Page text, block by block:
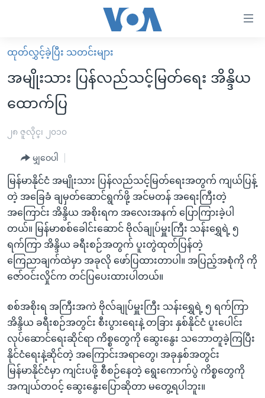
လွယ်ကူ
စေ
များ
အကြောင်းအရာ
သို့
ကျော်
ပင်မ
စာမျက်နှာ
ကျော်
ကြည့်
ရန်
ရှာဖွေ
မူလစာမျက်နှာ
မြန်မာ
ကမ္ဘာ့သတင်းများ
နိုင်ငံတကာ
အစ္စရေး-ပါလက်စတိုင်း
ဗွီဒီယို
ရပ်ဝန်းတခု လမ်းတခု အလွန်
အင်္ဂလိပ်စာလေ့လာမယ်
အမေရိကန်သုံးအီဒီယံ
မကြေးမုံရဲ့ အင်္ဂလိပ်စာ
ရုပ်ရှင်ထဲက အင်္ဂလိပ်စာ
သုတပဒေသာ အင်္ဂလိပ်စာ
အပတ်စဉ်ကဏ္ဍများ
ရေဒီယို
တီဗွီ
ရေဒီယိုနှင့်ရုပ်သံ အချက်အလက်များ
ရေဒီယို/တီဗွီအစီအစဉ်
Learning English
ဗွီအိုအေ လူမှုကွန်ယက်များ
ဘာသာစကားများ
ထုတ်လွှင့်ခဲ့ပြီး သတင်းများ
အမျိုးသား ပြန်လည်သင့်မြတ်ရေး အိန္ဒိယ
ထောက်ပြ
၂၈ ဇူလိုင္၊ ၂၀၁၀
မျှဝေပါ
မြန်မာနိုင်ငံ အမျိုးသား ပြန်လည်သင့်မြတ်ရေးအတွက် ကျယ်ပြန့်
တဲ့ အခြေခံ ချမှတ်ဆောင်ရွက်ဖို့ အင်မတန် အရေးကြီးတဲ့
အကြောင်း အိန္ဒိယ အစိုးရက အလေးအနက် ပြောကြားခဲ့ပါ
တယ်။ မြန်မာစစ်ခေါင်းဆောင် ဗိုလ်ချုပ်မှူးကြီး သန်းရွှေရဲ့ ၅
ရက်ကြာ အိန္ဒိယ ခရီးစဉ်အတွက် ပူးတွဲထုတ်ပြန်တဲ့
ကြေညာချက်ထဲမှာ အခုလို ဖော်ပြထားတာပါ။ အပြည့်အစုံကို ကို
ဇော်ဝင်းလှိုင်က တင်ပြပေးထားပါတယ်။
စစ်အစိုးရ အကြီးအကဲ ဗိုလ်ချုပ်မှူးကြီး သန်းရွှေရဲ့ ၅ ရက်ကြာ
အိန္ဒိယ ခရီးစဉ်အတွင်း စီးပွားရေးနဲ့ တခြား နှစ်နိုင်ငံ ပူးပေါင်း
လုပ်ဆောင်ရေးဆိုင်ရာ ကိစ္စတွေကို ဆွေးနွေး သဘောတူခဲ့ကြပြီး
နိုင်ငံရေးနဲ့ဆိုင်တဲ့ အကြောင်းအရာတွေ၊ အခုနှစ်အတွင်း
မြန်မာနိုင်ငံမှာ ကျင်းပဖို့ စီစဉ်နေတဲ့ ရွေးကောက်ပွဲ ကိစ္စတွေကို
အကျယ်တဝင့် ဆွေးနွေးပြောဆိုတာ မတွေ့ရပါဘူး။